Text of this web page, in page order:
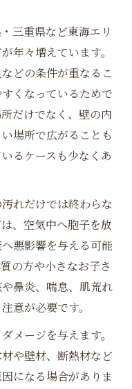
三重県など東海エリ
年々増えています。
どの条件が重なるこ
くなっているためで
だけでなく、壁の内
場所で広がることも
るケースも少なくあ
れだけでは終わらな
、空気中へ胞子を放
悪影響を与える可能
の方や小さなお子さ
鼻炎、喘息、肌荒れ
意が必要です。
メージを与えます。
や壁材、断熱材など
になる場合がありま